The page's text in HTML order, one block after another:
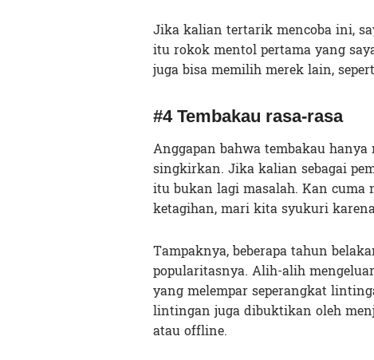
Jika kalian tertarik mencoba ini,
itu rokok mentol pertama yang
juga bisa memilih merek lain,
#4 Tembakau rasa-rasa
Anggapan bahwa tembakau
singkirkan. Jika kalian sebagai
itu bukan lagi masalah. Kan cuma
ketagihan, mari kita syukuri
Tampaknya, beberapa tahun
popularitasnya. Alih-alih
yang melempar seperangkat
lintingan juga dibuktikan oleh
atau offline.